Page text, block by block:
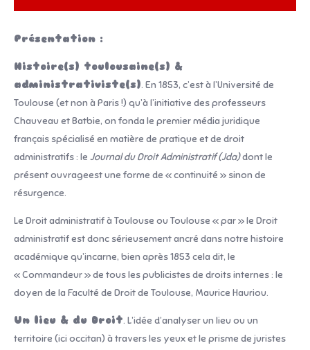
Présentation :
Histoire(s) toulousaine(s) &
administrativiste(s). En 1853, c’est à l’Université de
Toulouse (et non à Paris !) qu’à l’initiative des professeurs
Chauveau et Batbie, on fonda le premier média juridique
français spécialisé en matière de pratique et de droit
administratifs : le Journal du Droit Administratif (Jda)dont le
présent ouvrageest une forme de « continuité » sinon de
résurgence.
Le Droit administratif à Toulouse ou Toulouse « par » le Droit
administratif est donc sérieusement ancré dans notre histoire
académique qu’incarne, bien après 1853 cela dit, le
« Commandeur » de tous les publicistes de droits internes : le
doyen de la Faculté de Droit de Toulouse, Maurice Hauriou.
Un lieu & du Droit. L’idée d’analyser un lieu ou un
territoire (ici occitan) à travers les yeux et le prisme de juristes